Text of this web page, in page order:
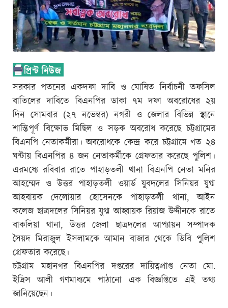
সরকার পতনের একদফা দাবি ও ঘোষিত নির্বাচনী তফসিল
বাতিলের দাবিতে বিএনপির ডাকা ৭ম দফা অবরোধের ২য়
দিন সোমবার (২৭ নভেম্বর) নগরী ও জেলার বিভিন্ন স্থানে
শান্তিপূর্ণ বিক্ষোভ মিছিল ও সড়ক অবরোধ করেছে চট্টগ্রামের
বিএনপি নেতাকর্মীরা। অবরোধকে কেন্দ্র করে চট্টগ্রামে গত ২৪
ঘন্টায় বিএনপির ৪ জন নেতাকর্মীকে গ্রেফতার করেছে পুলিশ।
এরমধ্যে রবিবার রাতে পাহাড়তলী থানা বিএনপি নেতা মনির
আহম্মেদ ও উত্তর পাহাড়তলী ওয়ার্ড যুবদলের সিনিয়র যুগ্ম
আহবায়ক দেলোয়ার হোসেনকে পাহাড়তলী থানা, আইন
কলেজ ছাত্রদলের সিনিয়র যুগ্ম আহ্বায়ক রিয়াজ উদ্দীনকে রাতে
বাকলিয়া থানা, উত্তর জেলা ছাত্রদলের আপ্যায়ন সম্পাদক
সৈয়দ মিরাজুল ইসলামকে আমান বাজার থেকে ডিবি পুলিশ
গ্রেফতার করেছে।
চট্টগ্রাম মহানগর বিএনপির দপ্তরের দায়িত্বপ্রাপ্ত নেতা মো.
ইদ্রিস আলী গণমাধ্যমে পাঠানো এক বিজ্ঞপ্তিতে এই তথ্য
জানিয়েছেন।